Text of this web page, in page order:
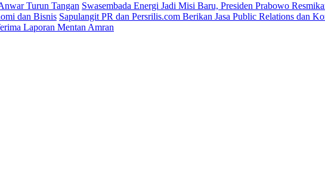
Turun Tangan Swasembada Energi Jadi Misi Baru, Presiden Prabowo
dan Bisnis Sapulangit PR dan Persrilis.com Berikan Jasa Public Relations dan
Laporan Mentan Amran